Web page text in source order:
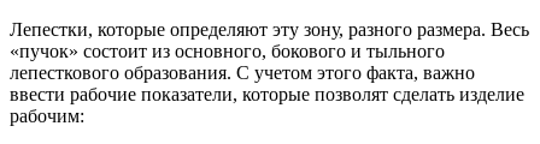
Лепестки, которые определяют эту зону, разного размера. Весь
«пучок» состоит из основного, бокового и тыльного
лепесткового образования. С учетом этого факта, важно
ввести рабочие показатели, которые позволят сделать изделие
рабочим: